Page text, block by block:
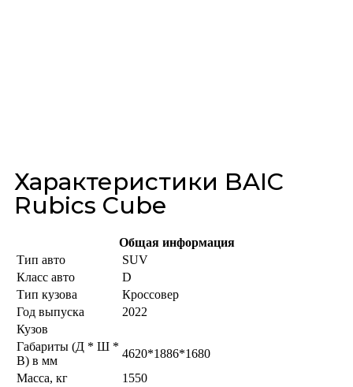
Характеристики BAIC
Rubics Cube
Общая информация
Тип авто
SUV
Класс авто
D
Тип кузова
Кроссовер
Год выпуска
2022
Кузов
Габариты (Д * Ш *
В) в мм
4620*1886*1680
Масса, кг
1550